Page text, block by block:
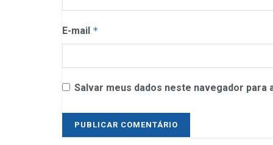
E-mail *
Salvar meus dados neste navegador para